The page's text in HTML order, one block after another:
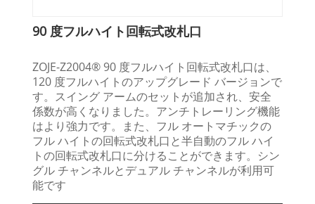
90 度フルハイト回転式改札口
ZOJE-Z2004® 90 度フルハイト回転式改札口は、
120 度フルハイトのアップグレード バージョンで
す。スイング アームのセットが追加され、安全
係数が高くなりました。アンチトレーリング機能
はより強力です。また、フル オートマチックの
フル ハイトの回転式改札口と半自動のフル ハイ
トの回転式改札口に分けることができます。シン
グル チャンネルとデュアル チャンネルが利用可
能です